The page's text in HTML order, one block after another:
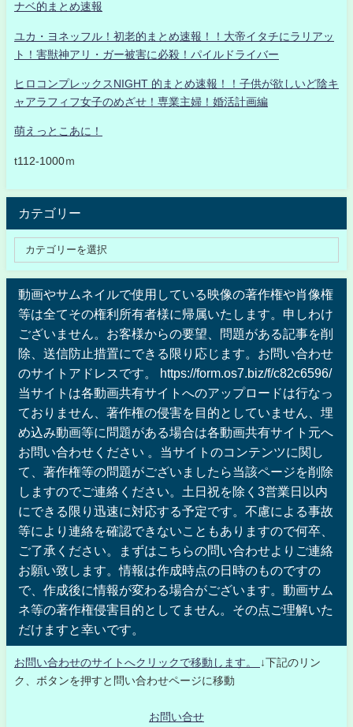
ナベ的まとめ速報
ユカ・ヨネッフル！初老的まとめ速報！！大帝イタチにラリアッ
ト！害獣神アリ・ガー被害に必殺！パイルドライバー
ヒロコンプレックスNIGHT 的まとめ速報！！子供が欲しいど陰キ
ャアラフィフ女子のめざせ！専業主婦！婚活計画編
萌えっとこあに！
t112-1000ｍ
カテゴリー
動画やサムネイルで使用している映像の著作権や肖像権
等は全てその権利所有者様に帰属いたします。申しわけ
ございません。お客様からの要望、問題がある記事を削
除、送信防止措置にできる限り応じます。お問い合わせ
のサイトアドレスです。 https://form.os7.biz/f/c82c6596/
当サイトは各動画共有サイトへのアップロードは行なっ
ておりません、著作権の侵害を目的としていません、埋
め込み動画等に問題がある場合は各動画共有サイト元へ
お問い合わせください 。当サイトのコンテンツに関し
て、著作権等の問題がございましたら当該ページを削除
しますのでご連絡ください。土日祝を除く3営業日以内
にできる限り迅速に対応する予定です。不慮による事故
等により連絡を確認できないこともありますので何卒、
ご了承ください。まずはこちらの問い合わせよりご連絡
お願い致します。情報は作成時点の日時のものですの
で、作成後に情報が変わる場合がございます。動画サム
ネ等の著作権侵害目的としてません。その点ご理解いた
だけますと幸いです。
お問い合わせのサイトへクリックで移動します。
↓下記のリン
ク、ボタンを押すと問い合わせページに移動
お問い合せ